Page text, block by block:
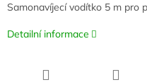
Samonavíjecí vodítko 5 m pro
Detailní informace